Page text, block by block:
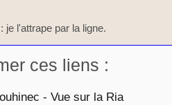
je l'attrape par la ligne.
ces liens :
- Vue sur la Ria